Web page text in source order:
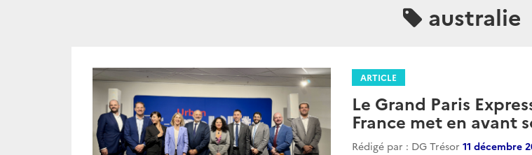
australie
ARTICLE
Le Grand Paris
France met en avant
Rédigé par : DG Trésor 11 décembre